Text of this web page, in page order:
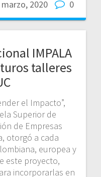
marzo, 2020 0
IMPALA
talleres
el Impacto”,
Superior de
de Empresas
otorgó a cada
europea y
este proyecto,
incorporarlas en